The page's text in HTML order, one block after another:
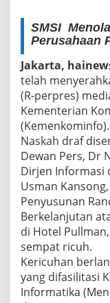
SMSI
Perusahaan
Jakarta,
telah
(R-perpres)
Kementerian
(Kemenkominfo).
Naskah draf
Dewan Pers, Dr
Dirjen Informasi
Usman
Penyusunan
Berkelanjutan
di Hotel
sempat ricuh.
Kericuhan
yang difasilitasi
Informatika